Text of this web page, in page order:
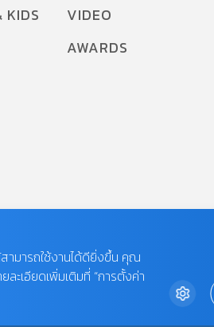
KIDS
VIDEO
AWARDS
สามารถใช้งานได้ดียิ่งขึ้น คุณ
ะเอียดเพิ่มเติมที่ “การตั้งค่า